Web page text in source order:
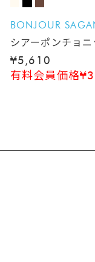
BONJOUR
シアーポンチョニ
¥5,610
有料会員価格